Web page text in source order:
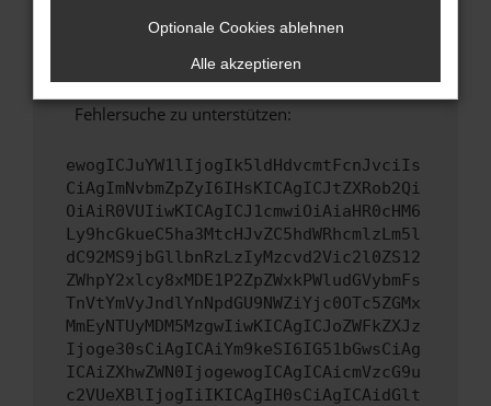
Wenn du alle oben genannten Schritte versucht
hast, kontaktiere uns bitte. Wir werden
versuchen, das Problem zu beheben. Du kannst
uns diesen Text schicken, um uns bei der
Fehlersuche zu unterstützen:
ewogICJuYW1lIjogIk5ldHdvcmtFcnJvciIs
CiAgImNvbmZpZyI6IHsKICAgICJtZXRob2Qi
OiAiR0VUIiwKICAgICJ1cmwiOiAiaHR0cHM6
Ly9hcGkueC5ha3MtcHJvZC5hdWRhcmlzLm5l
dC92MS9jbGllbnRzLzIyMzcvd2Vic2l0ZS12
ZWhpY2xlcy8xMDE1P2ZpZWxkPWludGVybmFs
TnVtYmVyJndlYnNpdGU9NWZiYjc0OTc5ZGMx
MmEyNTUyMDM5MzgwIiwKICAgICJoZWFkZXJz
Ijoge30sCiAgICAiYm9keSI6IG51bGwsCiAg
ICAiZXhwZWN0IjogewogICAgICAicmVzcG9u
c2VUeXBlIjogIiIKICAgIH0sCiAgICAidGlt
Optionale Cookies ablehnen
Alle akzeptieren